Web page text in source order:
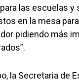
las escuelas y
en la mesa
pidiendo más
la Secretaria de